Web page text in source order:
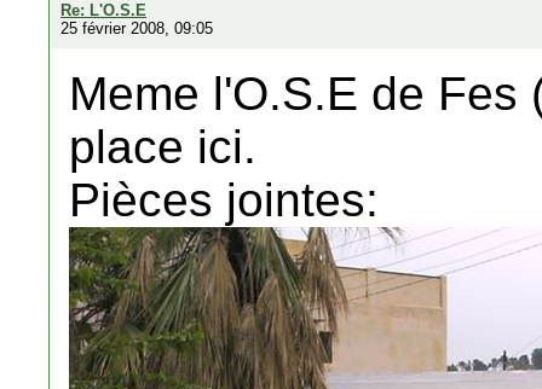
Re: L'O.S.E
25 février 2008, 09:05
Meme l'O.S.E de
place ici.
Pièces jointes: